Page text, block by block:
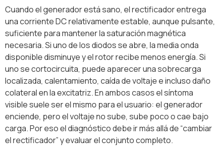
Cuando el generador está sano, el rectificador entrega
una corriente DC relativamente estable, aunque pulsante,
suficiente para mantener la saturación magnética
necesaria. Si uno de los diodos se abre, la media onda
disponible disminuye y el rotor recibe menos energía. Si
uno se cortocircuita, puede aparecer una sobrecarga
localizada, calentamiento, caída de voltaje e incluso daño
colateral en la excitatriz. En ambos casos el síntoma
visible suele ser el mismo para el usuario: el generador
enciende, pero el voltaje no sube, sube poco o cae bajo
carga. Por eso el diagnóstico debe ir más allá de “cambiar
el rectificador” y evaluar el conjunto completo.